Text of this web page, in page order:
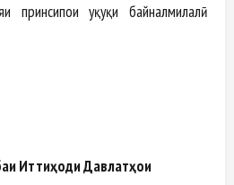
ҳуқуқи байналмилалӣ
Иттиҳоди Давлатҳои